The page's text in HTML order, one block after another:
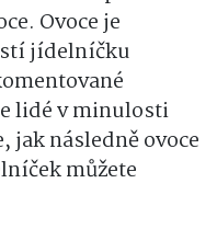
Kopce o
Ovoce je
jídelníčku
lidé v minulosti
následně ovoce
můžete